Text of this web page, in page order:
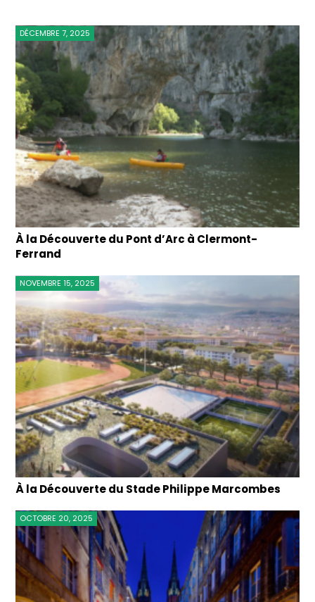
À la Découverte du Pont d’Arc à Clermont-
Ferrand
DÉCEMBRE 7, 2025
À la Découverte du Stade Philippe Marcombes
NOVEMBRE 15, 2025
OCTOBRE 20, 2025